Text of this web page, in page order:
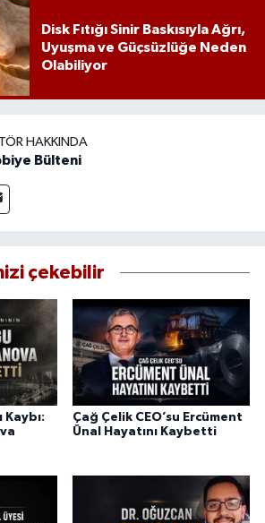
Disk Fıtığı Sinir Baskısıyla Ağrı,
Uyuşma ve Güçsüzlüğe Neden
Olabiliyor
HAKKINDA
Bülteni
çekebilir
Kaybı:
Çağ Çelik CEO’su Ercüment
Ünal Hayatını Kaybetti